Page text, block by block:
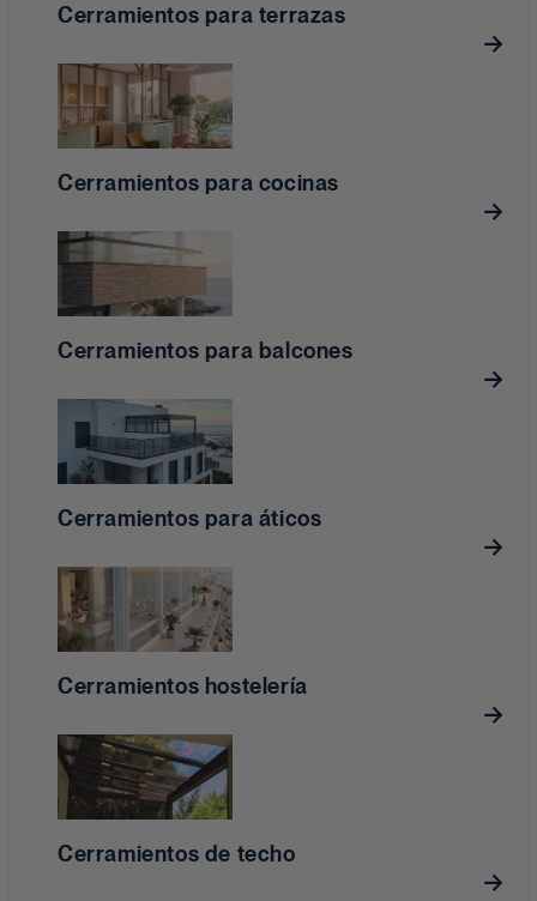
Cerramientos para terrazas
Cerramientos para cocinas
Cerramientos para balcones
Cerramientos para áticos
Cerramientos hostelería
Cerramientos de techo